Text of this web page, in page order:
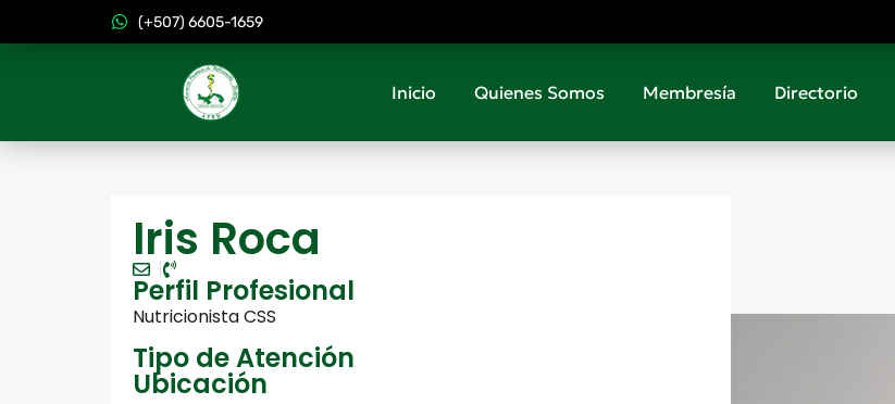
(+507) 6605-1659
Inicio Quienes Somos Membresía Directorio
Iris Roca
Perfil Profesional
Nutricionista CSS
Tipo de Atención
Ubicación